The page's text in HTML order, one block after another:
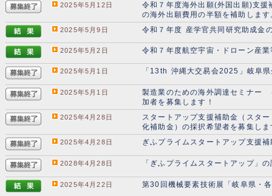
2025年5月12日
令和７年度海外出願(外国出願)支
の海外出願費用の半額を補助します
2025年5月9日 令和７年度 産学官共同研究助成金
2025年5月2日 令和７年度航空宇宙・ドローン産
2025年5月1日 「13th 沖縄大交易会2025」岐阜
2025年5月1日
製造業のための海外調達セミナー
加者を募集します！
2025年4月28日
スタートアップ支援補助金（スタ
化補助金）の採択希望者を募集しま
2025年4月28日 ぎふプライムスタートアップ支援
2028年4月28日 「ぎふプライムスタートアップ」
2025年4月22日 第30回機械要素技術展「岐阜県・